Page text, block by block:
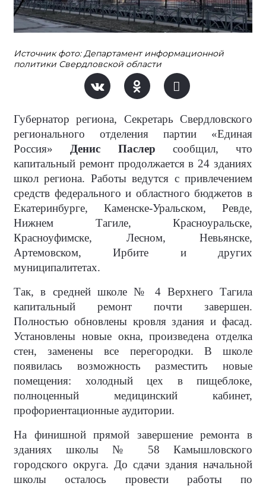
Источник фото: Департамент информационной
политики Свердловской области
Губернатор региона, Секретарь Свердловского
регионального отделения партии «Единая
Россия» Денис Паслер сообщил, что
капитальный ремонт продолжается в 24 зданиях
школ региона. Работы ведутся с привлечением
средств федерального и областного бюджетов в
Екатеринбурге, Каменске-Уральском, Ревде,
Нижнем Тагиле, Красноуральске,
Красноуфимске, Лесном, Невьянске,
Артемовском, Ирбите и других
муниципалитетах.
Так, в средней школе № 4 Верхнего Тагила
капитальный ремонт почти завершен.
Полностью обновлены кровля здания и фасад.
Установлены новые окна, произведена отделка
стен, заменены все перегородки. В школе
появилась возможность разместить новые
помещения: холодный цех в пищеблоке,
полноценный медицинский кабинет,
профориентационные аудитории.
На финишной прямой завершение ремонта в
зданиях школы № 58 Камышловского
городского округа. До сдачи здания начальной
школы осталось провести работы по